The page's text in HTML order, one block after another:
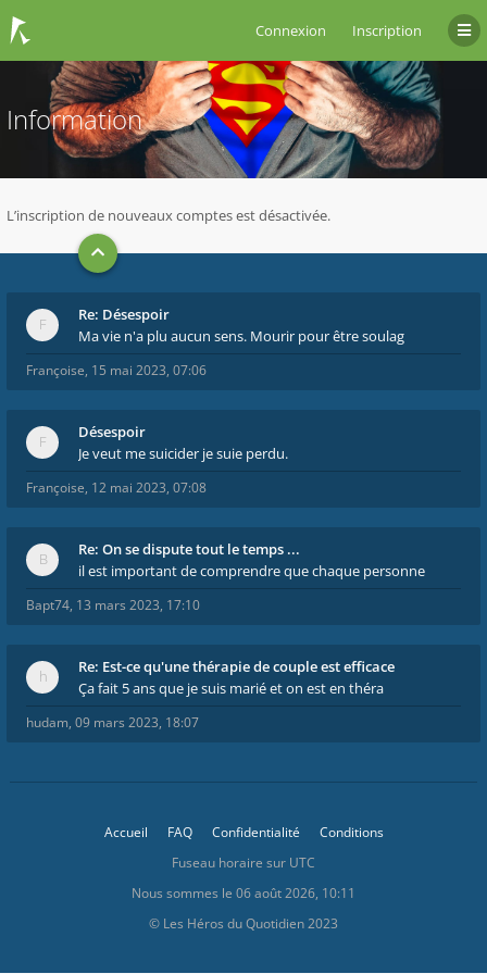
Connexion Inscription
Information
L’inscription de nouveaux comptes est désactivée.
Re: Désespoir
Ma vie n'a plu aucun sens. Mourir pour être soulag
Françoise, 15 mai 2023, 07:06
Désespoir
Je veut me suicider je suie perdu.
Françoise, 12 mai 2023, 07:08
Re: On se dispute tout le temps ...
il est important de comprendre que chaque personne
Bapt74, 13 mars 2023, 17:10
Re: Est-ce qu'une thérapie de couple est efficace
Ça fait 5 ans que je suis marié et on est en théra
hudam, 09 mars 2023, 18:07
Accueil FAQ Confidentialité
Conditions
Fuseau horaire sur UTC
Nous sommes le 06 août 2026, 10:11
© Les Héros du Quotidien 2023